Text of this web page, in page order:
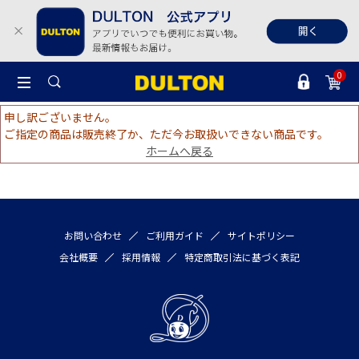
0
申し訳ございません。
ご指定の商品は販売終了か、ただ今お取扱いできない商品です。
ホームへ戻る
お問い合わせ ご利用ガイド
サイトポリシー
会社概要
採用情報 特定商取引法に基づく表記